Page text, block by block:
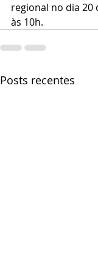
regional no dia 20
às 10h.
Posts recentes